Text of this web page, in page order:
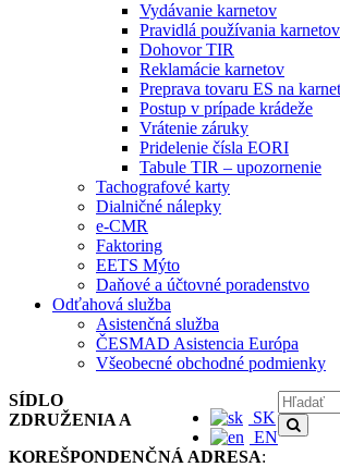
Vydávanie karnetov
Pravidlá používania
Dohovor TIR
Reklamácie karnetov
Preprava tovaru ES na
Postup v prípade krádeže
Vrátenie záruky
Pridelenie čísla EORI
Tabule TIR – upozornenie
Tachografové karty
Dialničné nálepky
e-CMR
Faktoring
EETS Mýto
Daňové a účtovné poradenstvo
Odťahová služba
Asistenčná služba
ČESMAD Asistencia Európa
Všeobecné obchodné podmienky
SK
EN
SÍDLO
ZDRUŽENIA A
KOREŠPONDENČNÁ ADRESA: